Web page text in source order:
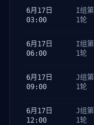
6月17日
03:00
I组第
1轮
6月17日
06:00
I组第
1轮
6月17日
09:00
J组第
1轮
6月17日
12:00
J组第
1轮